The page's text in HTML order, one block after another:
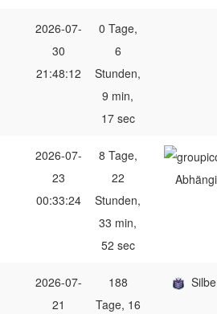
2026-07-
30
21:48:12
0 Tage,
6
Stunden,
9 min,
17 sec
2026-07-
23
00:33:24
8 Tage,
22
Stunden,
33 min,
52 sec
2026-07-
21
188
Tage, 16